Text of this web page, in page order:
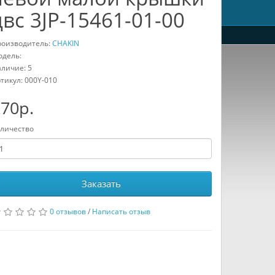
3JP-15461-01-00
CHAKIN
5
000Y-010
Заказать
0 отзывов/ Написать отзыв